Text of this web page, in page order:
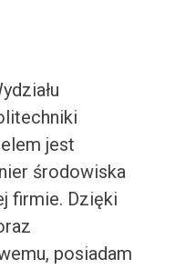
jest
środowiska
firmie. Dzięki
posiadam